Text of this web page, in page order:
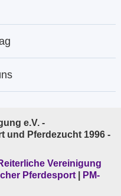
e.V. -
und Pferdezucht 1996 -
Vereinigung
Pferdesport
PM-